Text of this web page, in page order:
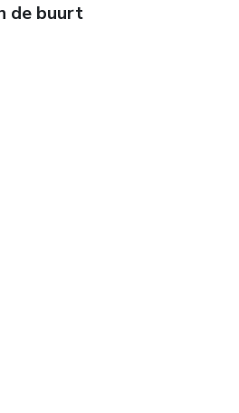
de buurt